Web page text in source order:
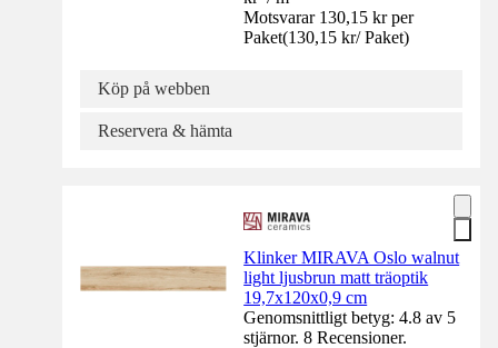
Motsvarar 130,15 kr per
Paket(130,15 kr/ Paket)
Köp på webben
Reservera & hämta
Klinker MIRAVA Oslo walnut
light ljusbrun matt träoptik
19,7x120x0,9 cm
Genomsnittligt betyg: 4.8 av 5
stjärnor. 8 Recensioner.